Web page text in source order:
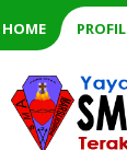
HOME PROFIL